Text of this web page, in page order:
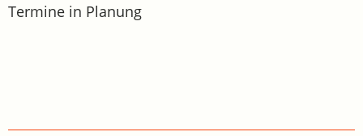
Termine in Planung